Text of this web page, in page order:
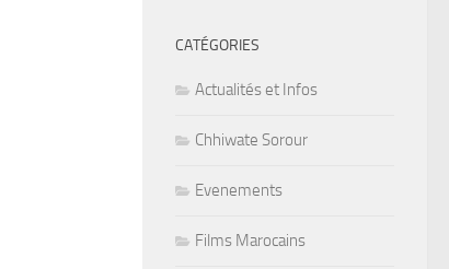
CATÉGORIES
Actualités et Infos
Chhiwate Sorour
Evenements
Films Marocains